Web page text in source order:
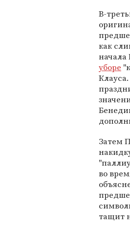
В-
как
начала
уборе
Затем
во
тащит